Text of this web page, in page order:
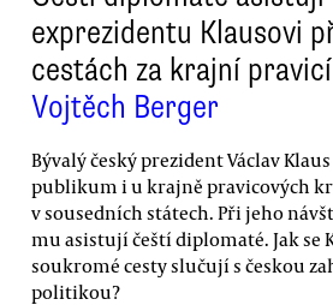
exprezidentu Klausovi
cestách za krajní pravicí
Vojtěch Berger
Bývalý český prezident Václav
publikum i u krajně pravicových
v sousedních státech. Při jeho
mu asistují čeští diplomaté. Jak se
soukromé cesty slučují s českou
politikou?